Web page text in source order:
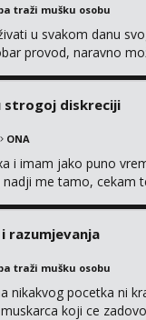
traži mušku osobu
u svakom danu
provod, naravno
strogoj diskreciji
ONA
i imam jako puno
nadji me tamo, cekam
razumjevanja
traži mušku osobu
nikakvog pocetka ni
koji ce